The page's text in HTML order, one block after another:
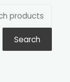
Search